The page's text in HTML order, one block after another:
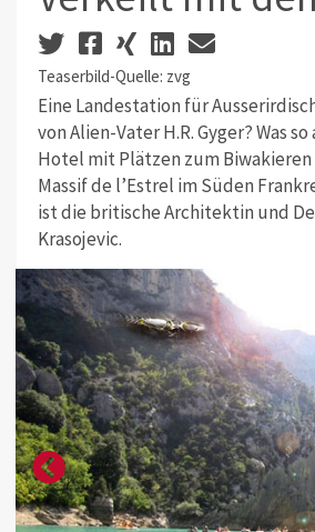
Teaserbild-Quelle: zvg
Eine Landestation für
von Alien-Vater H.R. Gyger? Was
Hotel mit Plätzen zum
Massif de l’Estrel im Süden
ist die britische Architektin und
Krasojevic.